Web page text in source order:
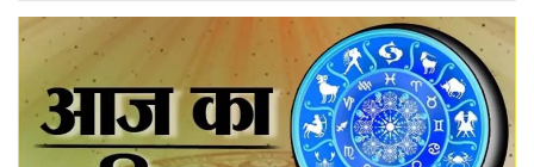
ce
b
o
o
ke
dI
n
at
s
A
p
ar
e